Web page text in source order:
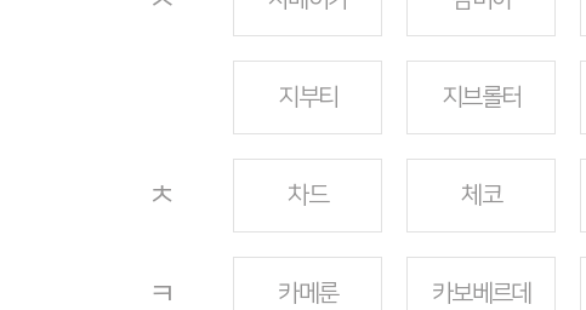
지부티 지브롤터
ㅊ 차드 체코
ㅋ 카메룬 카보베르데